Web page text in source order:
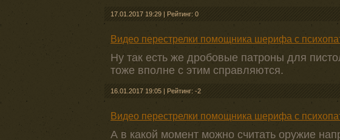
17.01.2017 19:29 | Рейтинг: 0
Видео перестрелки помощника шерифа с
Ну так есть же дробовые патроны для
тоже вполне с этим справляются.
16.01.2017 19:05 | Рейтинг: -2
Видео перестрелки помощника шерифа с
А в какой момент можно считать оружие